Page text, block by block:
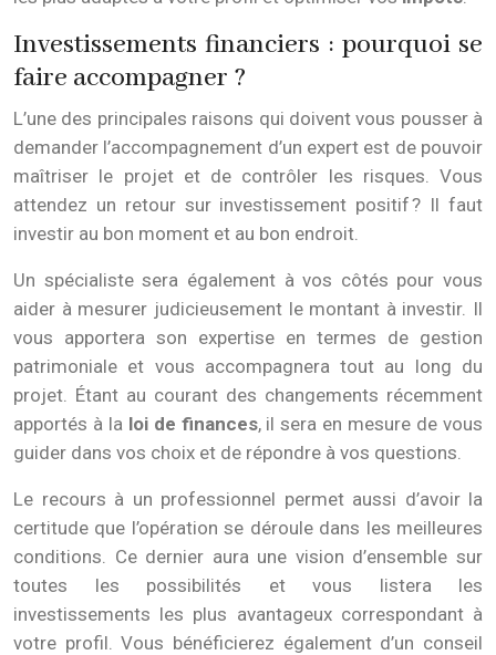
Investissements financiers : pourquoi se
faire accompagner ?
L’une des principales raisons qui doivent vous pousser à
demander l’accompagnement d’un expert est de pouvoir
maîtriser le projet et de contrôler les risques. Vous
attendez un retour sur investissement positif ? Il faut
investir au bon moment et au bon endroit.
Un spécialiste sera également à vos côtés pour vous
aider à mesurer judicieusement le montant à investir. Il
vous apportera son expertise en termes de gestion
patrimoniale et vous accompagnera tout au long du
projet. Étant au courant des changements récemment
apportés à la loi de finances, il sera en mesure de vous
guider dans vos choix et de répondre à vos questions.
Le recours à un professionnel permet aussi d’avoir la
certitude que l’opération se déroule dans les meilleures
conditions. Ce dernier aura une vision d’ensemble sur
toutes les possibilités et vous listera les
investissements les plus avantageux correspondant à
votre profil. Vous bénéficierez également d’un conseil